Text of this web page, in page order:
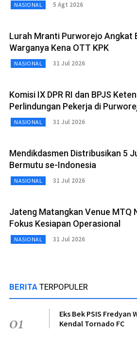
NASIONAL 5 Agt 2026
Lurah Mranti Purworejo Angkat
Warganya Kena OTT KPK
NASIONAL 31 Jul 2026
Komisi IX DPR RI dan BPJS
Perlindungan Pekerja di
NASIONAL 31 Jul 2026
Mendikdasmen Distribusikan 5
Bermutu se-Indonesia
NASIONAL 31 Jul 2026
Jateng Matangkan Venue MTQ
Fokus Kesiapan Operasional
NASIONAL 31 Jul 2026
BERITA TERPOPULER
01
Eks Bek PSIS Fredyan
Kendal Tornado FC